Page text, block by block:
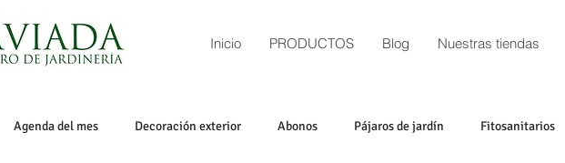
Inicio PRODUCTOS Blog Nuestras tiendas
Agenda del mes Decoración exterior Abonos Pájaros de jardín Fitosanitarios